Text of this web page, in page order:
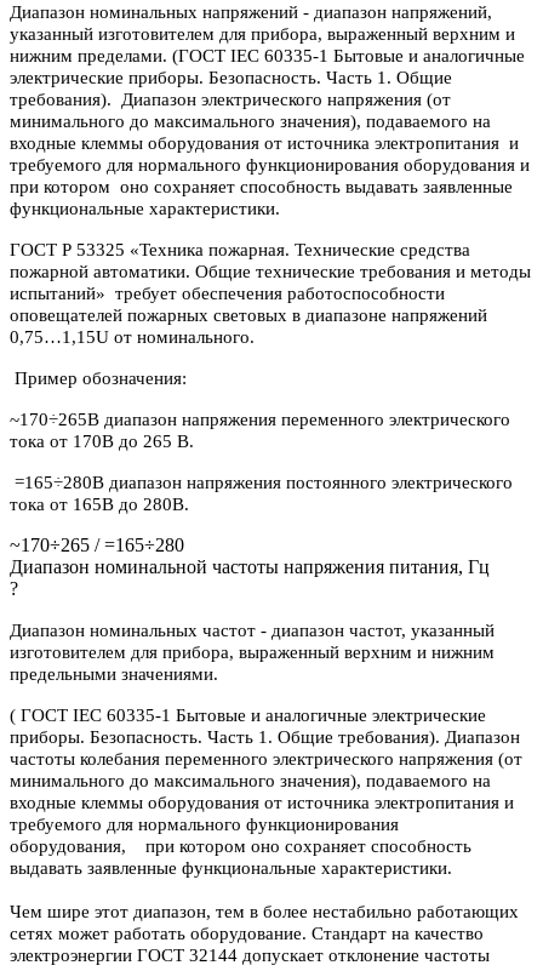
Диапазон номинальных напряжений - диапазон напряжений,
указанный изготовителем для прибора, выраженный верхним и
нижним пределами. (ГОСТ IEC 60335-1 Бытовые и аналогичные
электрические приборы. Безопасность. Часть 1. Общие
требования). Диапазон электрического напряжения (от
минимального до максимального значения), подаваемого на
входные клеммы оборудования от источника электропитания и
требуемого для нормального функционирования оборудования и
при котором оно сохраняет способность выдавать заявленные
функциональные характеристики.
ГОСТ Р 53325 «Техника пожарная. Технические средства
пожарной автоматики. Общие технические требования и методы
испытаний» требует обеспечения работоспособности
оповещателей пожарных световых в диапазоне напряжений
0,75…1,15U от номинального.
Пример обозначения:
~170÷265В диапазон напряжения переменного электрического
тока от 170В до 265 В.
=165÷280В диапазон напряжения постоянного электрического
тока от 165В до 280В.
~170÷265 / =165÷280
Диапазон номинальной частоты напряжения питания, Гц
?
Диапазон номинальных частот - диапазон частот, указанный
изготовителем для прибора, выраженный верхним и нижним
предельными значениями.
( ГОСТ IEC 60335-1 Бытовые и аналогичные электрические
приборы. Безопасность. Часть 1. Общие требования). Диапазон
частоты колебания переменного электрического напряжения (от
минимального до максимального значения), подаваемого на
входные клеммы оборудования от источника электропитания и
требуемого для нормального функционирования
оборудования, при котором оно сохраняет способность
выдавать заявленные функциональные характеристики.
Чем шире этот диапазон, тем в более нестабильно работающих
сетях может работать оборудование. Стандарт на качество
электроэнергии ГОСТ 32144 допускает отклонение частоты